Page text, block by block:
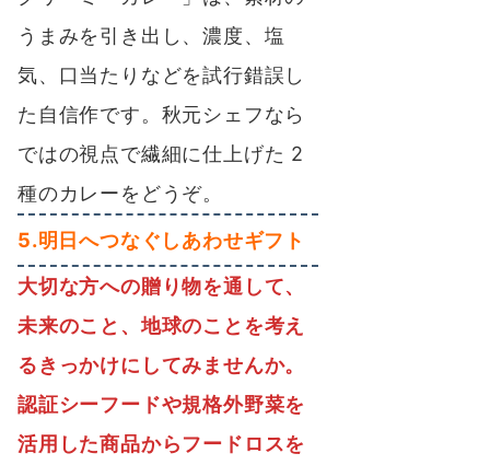
うまみを引き出し、濃度、塩
気、口当たりなどを試行錯誤し
た自信作です。秋元シェフなら
ではの視点で繊細に仕上げた 2
種のカレーをどうぞ。
5.明日へつなぐしあわせギフト
大切な方への贈り物を通して、
未来のこと、地球のことを考え
るきっかけにしてみませんか。
認証シーフードや規格外野菜を
活用した商品からフードロスを